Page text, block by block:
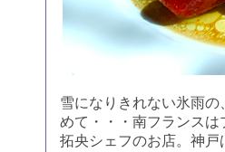
雪になりきれない氷雨
めて・・・南フランス
拓央シェフのお店。神